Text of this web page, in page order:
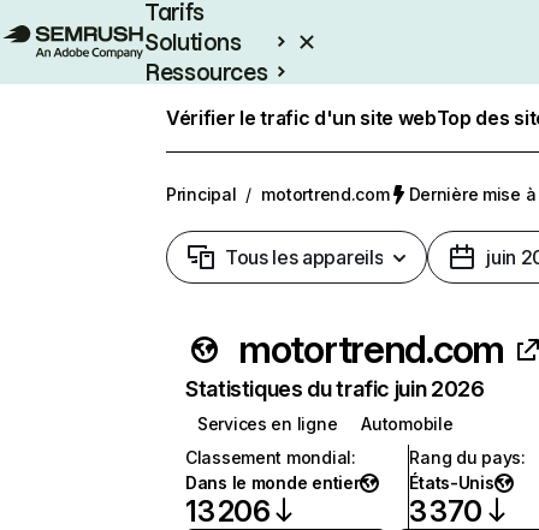
Tarifs
Solutions
Ressources
Vérifier le trafic d'un site webTop des
Principal / motortrend.com Dernière mise
Tous les appareils juin
motortrend.com
Statistiques du trafic juin 2026
Services en ligne
Automobile
Classement mondial:
Dans le monde entier
13 206
Rang du pays:
États-Unis
3 370